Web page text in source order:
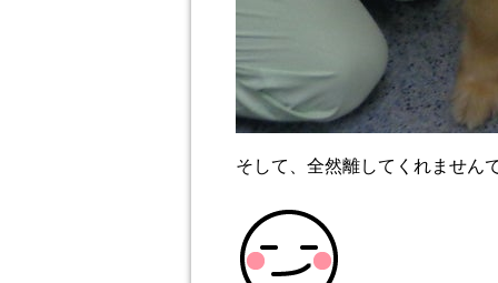
そして、全然離してくれません